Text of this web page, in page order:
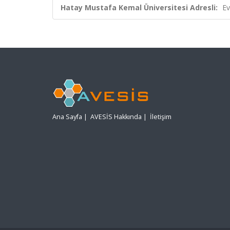
Hatay Mustafa Kemal Üniversitesi Adresli:
Ana Sayfa | AVESİS Hakkında | İletişim